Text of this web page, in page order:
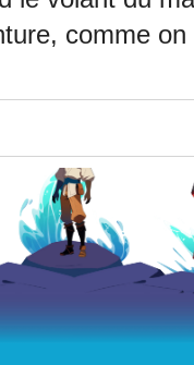
comme on